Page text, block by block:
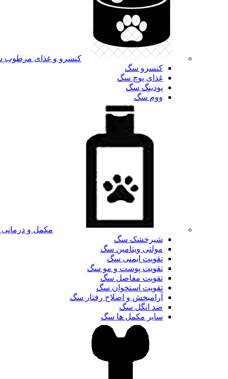
کنسرو و غذای
کنسرو سگ
غذای پوچ سگ
پودینگ سگ
ووم سگ
مکمل و
شیرخشک سگ
مولتی ویتامین سگ
تقویت ایمنی سگ
تقویت پوست و مو سگ
تقویت مفاصل سگ
تقویت استخوان سگ
آرامبخش و اصلاح رفتار سگ
ضد انگل سگ
سایر مکمل ها سگ